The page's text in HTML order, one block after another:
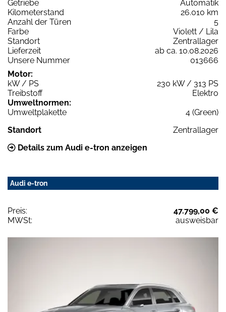
Getriebe
Automatik
Kilometerstand
26.010 km
Anzahl der Türen
5
Farbe
Violett / Lila
Standort
Zentrallager
Lieferzeit
ab ca. 10.08.2026
Unsere Nummer
013666
Motor:
kW / PS
230 kW / 313 PS
Treibstoff
Elektro
Umweltnormen:
Umweltplakette
4 (Green)
Standort
Zentrallager
Details zum Audi e-tron anzeigen
Audi e-tron
Preis:
47.799,00 €
MWSt:
ausweisbar